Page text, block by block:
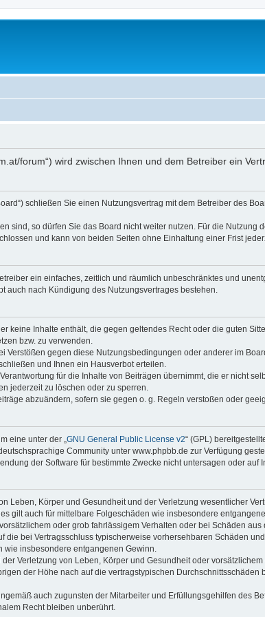
forum“) wird zwischen Ihnen und dem Betreiber ein
schließen Sie einen Nutzungsvertrag mit dem Betreiber des
sind, so dürfen Sie das Board nicht weiter nutzen. Für die
und kann von beiden Seiten ohne Einhaltung einer Frist
ein einfaches, zeitlich und räumlich unbeschränktes und
auch nach Kündigung des Nutzungsvertrages bestehen.
keine Inhalte enthält, die gegen geltendes Recht oder die guten
bzw. zu verwenden.
Verstößen gegen diese Nutzungsbedingungen oder anderer im
und Ihnen ein Hausverbot erteilen.
für die Inhalte von Beiträgen übernimmt, die er nicht
jederzeit zu löschen oder zu sperren.
abzuändern, sofern sie gegen o. g. Regeln verstoßen oder
eine unter der „ GNU General Public License v2“ (GPL)
Community unter www.phpbb.de zur Verfügung
der Software für bestimmte Zwecke nicht untersagen oder auf
Leben, Körper und Gesundheit und der Verletzung wesentlicher
gilt auch für mittelbare Folgeschäden wie insbesondere
oder grob fahrlässigem Verhalten oder bei Schäden
die bei Vertragsschluss typischerweise vorhersehbaren Schäden
wie insbesondere entgangenen Gewinn.
Verletzung von Leben, Körper und Gesundheit oder
der Höhe nach auf die vertragstypischen
auch zugunsten der Mitarbeiter und Erfüllungsgehilfen des
Recht bleiben unberührt.